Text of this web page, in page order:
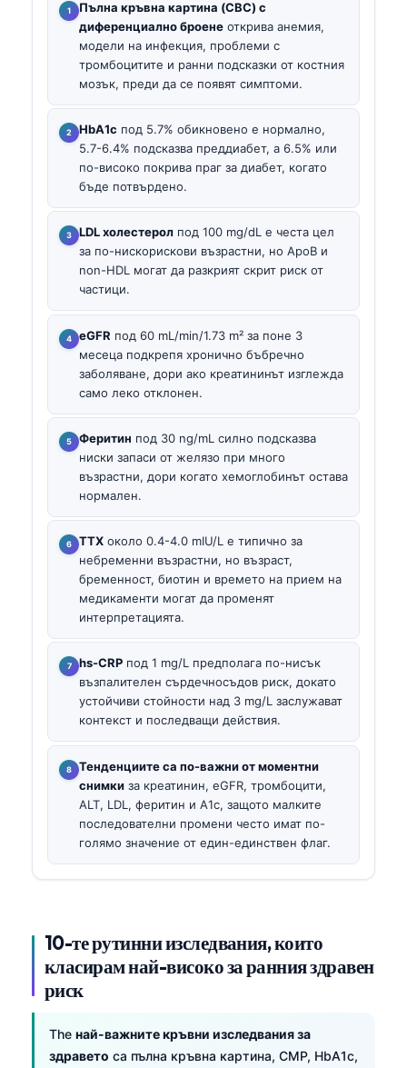
Пълна кръвна картина (CBC) с
диференциално броене открива анемия,
модели на инфекция, проблеми с
тромбоцитите и ранни подсказки от костния
мозък, преди да се появят симптоми.
HbA1c под 5.7% обикновено е нормално,
5.7-6.4% подсказва преддиабет, а 6.5% или
по-високо покрива праг за диабет, когато
бъде потвърдено.
LDL холестерол под 100 mg/dL е честа цел
за по-нискорискови възрастни, но ApoB и
non-HDL могат да разкрият скрит риск от
частици.
еGFR под 60 mL/min/1.73 m² за поне 3
месеца подкрепя хронично бъбречно
заболяване, дори ако креатининът изглежда
само леко отклонен.
Феритин под 30 ng/mL силно подсказва
ниски запаси от желязо при много
възрастни, дори когато хемоглобинът остава
нормален.
ТТХ около 0.4-4.0 mIU/L е типично за
небременни възрастни, но възраст,
бременност, биотин и времето на прием на
медикаменти могат да променят
интерпретацията.
hs-CRP под 1 mg/L предполага по-нисък
възпалителен сърдечносъдов риск, докато
устойчиви стойности над 3 mg/L заслужават
контекст и последващи действия.
Тенденциите са по-важни от моментни
снимки за креатинин, eGFR, тромбоцити,
ALT, LDL, феритин и A1c, защото малките
последователни промени често имат по-
голямо значение от един-единствен флаг.
10-те рутинни изследвания, които
класирам най-високо за ранния здравен
риск
The най-важните кръвни изследвания за
здравето са пълна кръвна картина, CMP, HbA1c,